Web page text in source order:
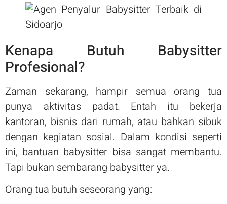
Kenapa Butuh Babysitter
Profesional?
Zaman sekarang, hampir semua orang tua
punya aktivitas padat. Entah itu bekerja
kantoran, bisnis dari rumah, atau bahkan sibuk
dengan kegiatan sosial. Dalam kondisi seperti
ini, bantuan babysitter bisa sangat membantu.
Tapi bukan sembarang babysitter ya.
Orang tua butuh seseorang yang: